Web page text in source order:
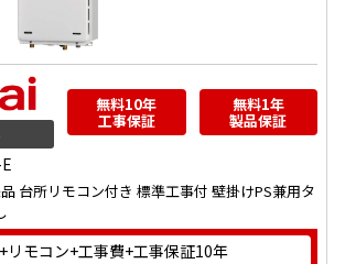
無料10年
工事保証
無料1年
製品保証
台所リモコン付き 標準工事付 壁掛けPS兼用タ
リモコン+工事費+工事保証10年